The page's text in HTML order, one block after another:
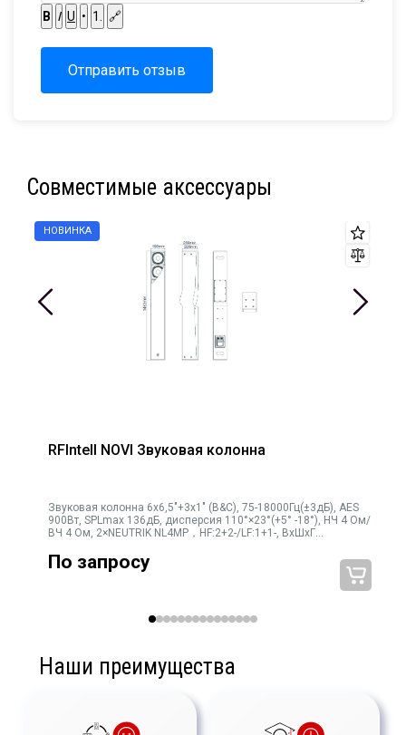
B I U • 1. 🔗
Отправить отзыв
Совместимые аксессуары
RFIntell NOVI Звуковая колонна
Звуковая колонна 6х6,5"+3х1" (B&C), 75-18000Гц(±3дБ), AES
900Вт, SPLmax 136дБ, дисперсия 110°×23°(+5° -18°), НЧ 4 Ом/
ВЧ 4 Ом, 2×NEUTRIK NL4MP，HF:2+2-/LF:1+1-, ВхШхГ
По запросу
Наши преимущества